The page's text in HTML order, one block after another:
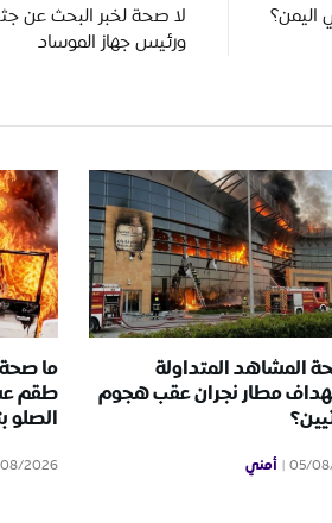
اليمن؟
لا صحة لخبر البحث عن
ورئيس جهاز الموساد
المشاهد المتداولة
مطار نجران عقب هجوم
05/ أمني
ما صحة
طقم
الصلو
2026